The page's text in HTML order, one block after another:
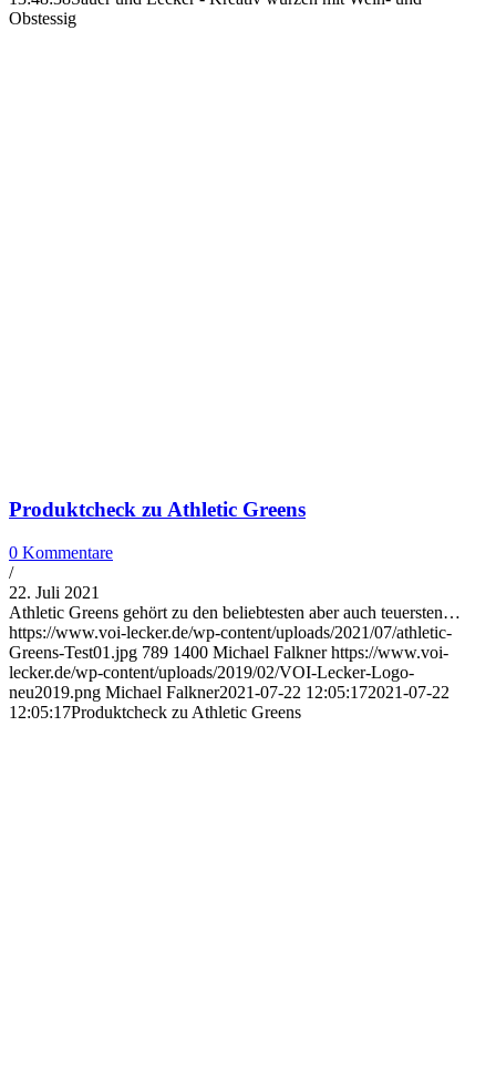
Obstessig
Produktcheck zu Athletic Greens
0 Kommentare
/
22. Juli 2021
Athletic Greens gehört zu den beliebtesten aber auch teuersten…
https://www.voi-lecker.de/wp-content/uploads/2021/07/athletic-
Greens-Test01.jpg 789 1400 Michael Falkner https://www.voi-
lecker.de/wp-content/uploads/2019/02/VOI-Lecker-Logo-
neu2019.png Michael Falkner2021-07-22 12:05:172021-07-22
12:05:17Produktcheck zu Athletic Greens